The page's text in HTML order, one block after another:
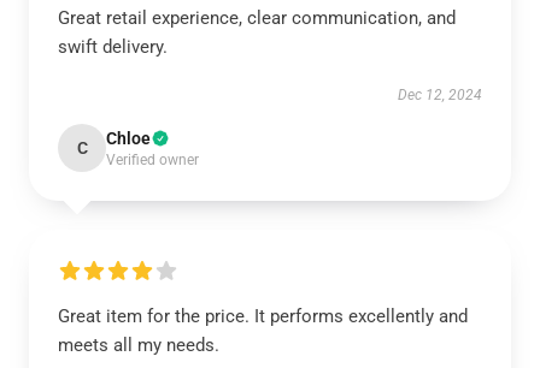
Great retail experience, clear communication, and
swift delivery.
Dec 12, 2024
C Chloe
Verified owner
Great item for the price. It performs excellently and
meets all my needs.